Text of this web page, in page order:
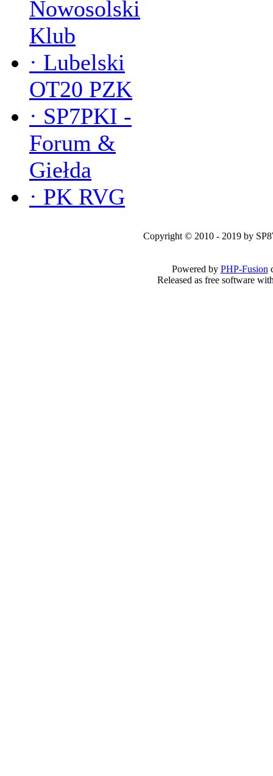
Nowosolski
Klub
· Lubelski
OT20 PZK
· SP7PKI -
Forum &
Giełda
· PK RVG
Copyright © 2010 - 2019 by
Powered by PHP-Fusion
Released as free software